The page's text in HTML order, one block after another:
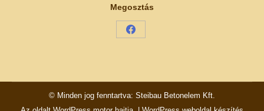
Megosztás
Share
© Minden jog fenntartva: Steibau Betonelem Kft.